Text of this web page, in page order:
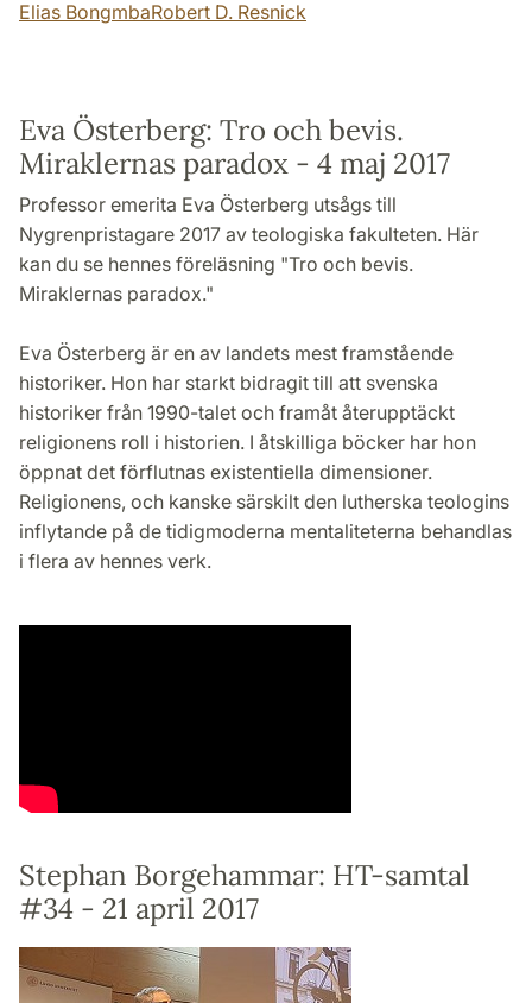
Elias BongmbaRobert D. Resnick
Eva Österberg: Tro och bevis.
Miraklernas paradox - 4 maj 2017
Professor emerita Eva Österberg utsågs till
Nygrenpristagare 2017 av teologiska fakulteten. Här
kan du se hennes föreläsning "Tro och bevis.
Miraklernas paradox."
Eva Österberg är en av landets mest framstående
historiker. Hon har starkt bidragit till att svenska
historiker från 1990-talet och framåt återupptäckt
religionens roll i historien. I åtskilliga böcker har hon
öppnat det förflutnas existentiella dimensioner.
Religionens, och kanske särskilt den lutherska teologins
inflytande på de tidigmoderna mentaliteterna behandlas
i flera av hennes verk.
Stephan Borgehammar: HT-samtal
#34 - 21 april 2017